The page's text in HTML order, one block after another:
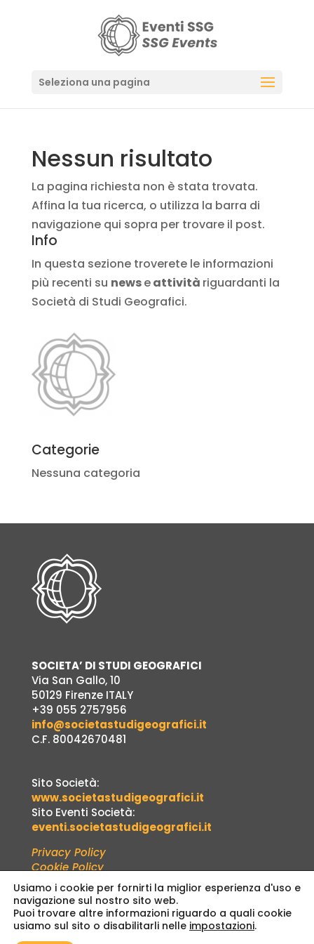
Seleziona una pagina
Nessun risultato
La pagina richiesta non è stata trovata.
Affina la tua ricerca, o utilizza la barra di
navigazione qui sopra per trovare il post.
Info
In questa sezione troverete le informazioni
più recenti su newseattività riguardanti la
Società di Studi Geografici.
Categorie
Nessuna categoria
SOCIETA’ DI STUDI GEOGRAFICI
Via San Gallo, 10
50129 Firenze ITALY
+39 055 2757956
info@societastudigeografici.it
C.F. 80042670481
Sito Società:
www.societastudigeografici.it
Sito Eventi Società:
eventi.societastudigeografici.it
Privacy Policy
Cookie Policy
Usiamo i cookie per fornirti la miglior esperienza d'uso e
navigazione sul nostro sito web.
Puoi trovare altre informazioni riguardo a quali cookie
usiamo sul sito o disabilitarli nelle impostazioni.